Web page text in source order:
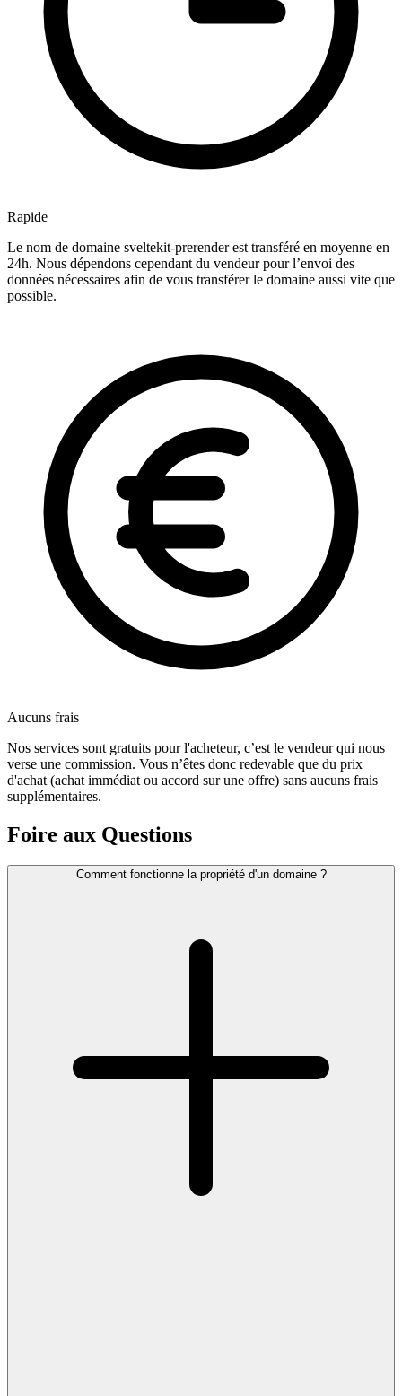
Rapide
Le nom de domaine sveltekit-prerender est transféré en moyenne en
24h. Nous dépendons cependant du vendeur pour l’envoi des
données nécessaires afin de vous transférer le domaine aussi vite que
possible.
Aucuns frais
Nos services sont gratuits pour l'acheteur, c’est le vendeur qui nous
verse une commission. Vous n’êtes donc redevable que du prix
d'achat (achat immédiat ou accord sur une offre) sans aucuns frais
supplémentaires.
Foire aux Questions
Comment fonctionne la propriété d'un domaine ?